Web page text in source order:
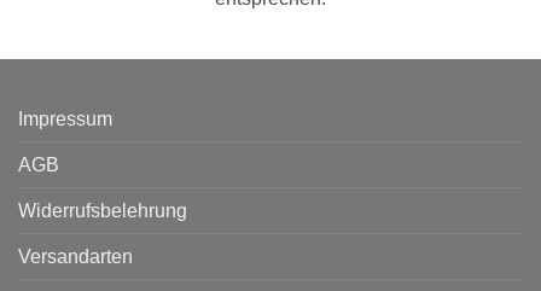
Impressum
AGB
Widerrufsbelehrung
Versandarten